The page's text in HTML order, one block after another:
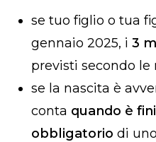
se tuo figlio o tua
gennaio 2025, i 3
previsti secondo le
se la nascita è
conta quando è
obbligatorio di